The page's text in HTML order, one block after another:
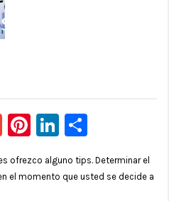
GmailPinterest
LinkedIn
ofrezco alguno tips. Determinar el
el momento que usted se decide a